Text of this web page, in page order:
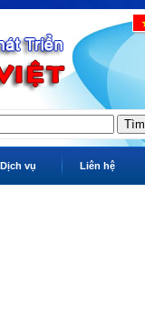
Dịch vụ Liên hệ